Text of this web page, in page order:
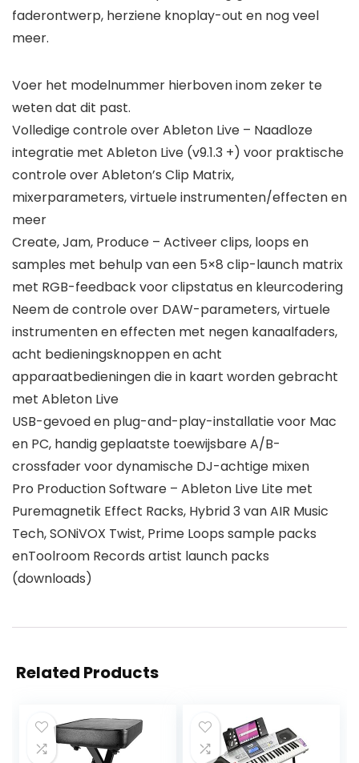
faderontwerp, herziene knoplay-out en nog veel
meer.
Voer het modelnummer hierboven inom zeker te
weten dat dit past.
Volledige controle over Ableton Live – Naadloze
integratie met Ableton Live (v9.1.3 +) voor praktische
controle over Ableton’s Clip Matrix,
mixerparameters, virtuele instrumenten/effecten en
meer
Create, Jam, Produce – Activeer clips, loops en
samples met behulp van een 5×8 clip-launch matrix
met RGB-feedback voor clipstatus en kleurcodering
Neem de controle over DAW-parameters, virtuele
instrumenten en effecten met negen kanaalfaders,
acht bedieningsknoppen en acht
apparaatbedieningen die in kaart worden gebracht
met Ableton Live
USB-gevoed en plug-and-play-installatie voor Mac
en PC, handig geplaatste toewijsbare A/B-
crossfader voor dynamische DJ-achtige mixen
Pro Production Software – Ableton Live Lite met
Puremagnetik Effect Racks, Hybrid 3 van AIR Music
Tech, SONiVOX Twist, Prime Loops sample packs
enToolroom Records artist launch packs
(downloads)
Related Products